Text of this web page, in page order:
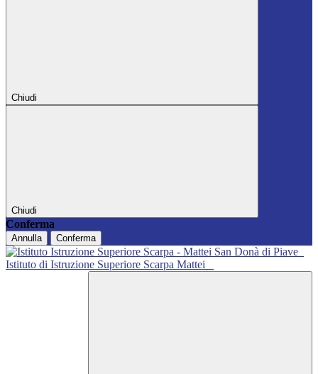
Chiudi
Chiudi
Conferma
Annulla Conferma
Istituto di Istruzione Superiore Scarpa Mattei